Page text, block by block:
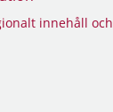
innehåll